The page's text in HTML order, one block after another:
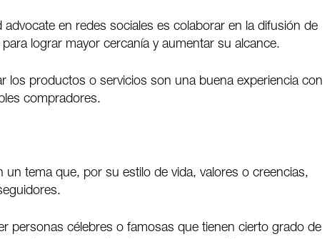
en redes sociales es colaborar en la difusión de
lograr mayor cercanía y aumentar su alcance.
los productos o servicios son una buena experiencia con
compradores.
tema que, por su estilo de vida, valores o creencias,
personas célebres o famosas que tienen cierto grado de